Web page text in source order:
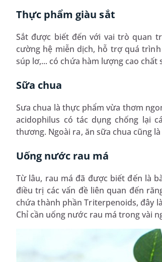
Thực phẩm giàu sắt
Sắt được biết đến với vai trò quan
cường hệ miễn dịch, hỗ trợ quá
súp lơ,... có chứa hàm lượng cao
Sữa chua
Sưa chua là thực phẩm vừa thơm
acidophilus có tác dụng chống lại
thương. Ngoài ra, ăn sữa chua cũng
Uống nước rau má
Từ lâu, rau má đã được biết đến là
điều trị các vấn đề liên quan đến
chứa thành phần Triterpenoids, đây
Chỉ cần uống nước rau má trong vài